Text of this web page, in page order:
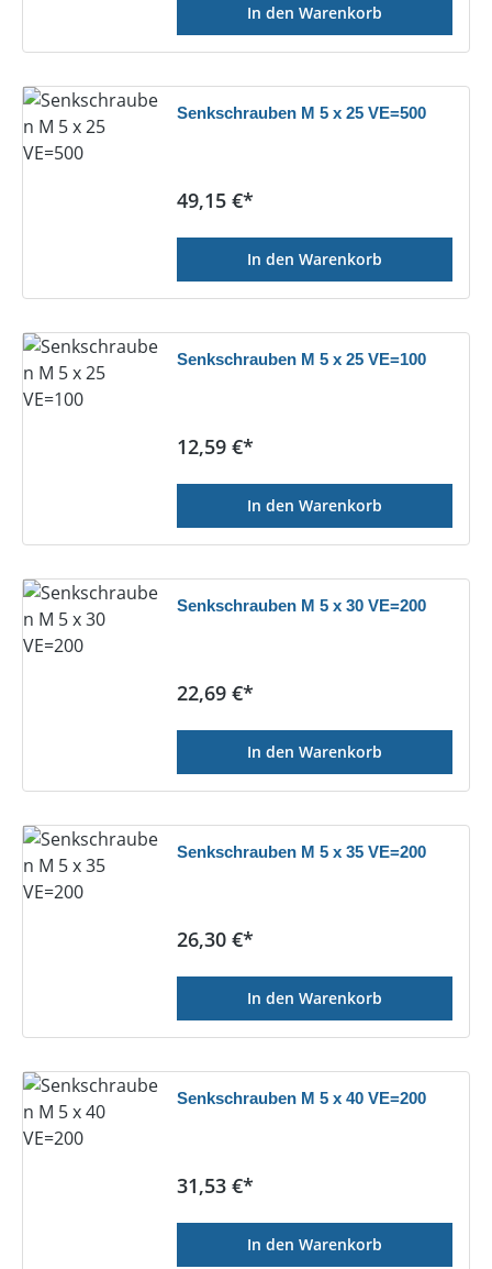
In den Warenkorb
Senkschrauben M 5 x 25 VE=500
Regulärer Preis:
49,15 €*
In den Warenkorb
Senkschrauben M 5 x 25 VE=100
Regulärer Preis:
12,59 €*
In den Warenkorb
Senkschrauben M 5 x 30 VE=200
Regulärer Preis:
22,69 €*
In den Warenkorb
Senkschrauben M 5 x 35 VE=200
Regulärer Preis:
26,30 €*
In den Warenkorb
Senkschrauben M 5 x 40 VE=200
Regulärer Preis:
31,53 €*
In den Warenkorb